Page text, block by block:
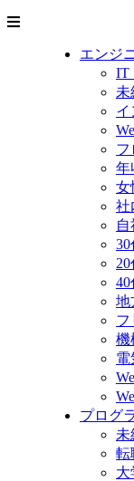
エンジ
IT
未
イ
フ
年
女
社
地
フ
機
電
プログ
未
転
大